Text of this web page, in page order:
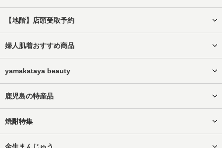
【地階】店頭受取予約
婦人肌着おすすめ商品
yamakataya beauty
鹿児島の特産品
焼酎特集